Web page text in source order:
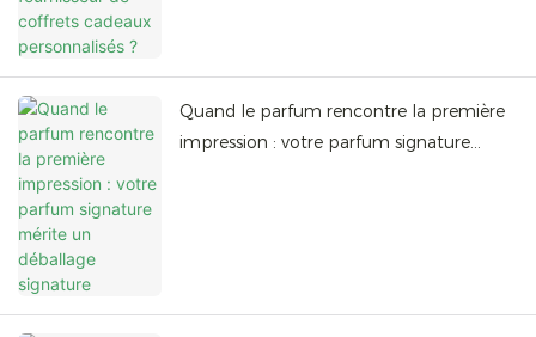
Quand le parfum rencontre la première
impression : votre parfum signature